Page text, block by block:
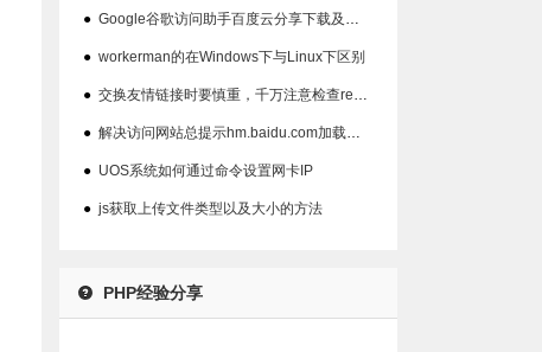
● Google谷歌访问助手百度云分享下载及安装方法说明
● workerman的在Windows下与Linux下区别
● 交换友情链接时要慎重，千万注意检查rel=nofollow标签
● 解决访问网站总提示hm.baidu.com加载很慢，适用本地调试
● UOS系统如何通过命令设置网卡IP
● js获取上传文件类型以及大小的方法
PHP经验分享